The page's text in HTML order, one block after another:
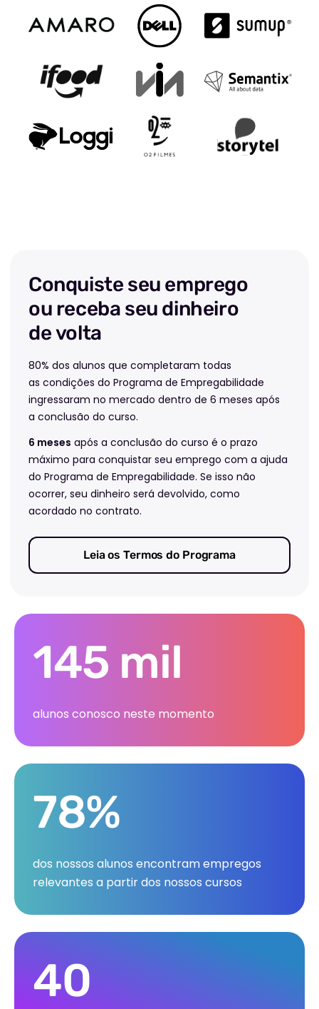
Conquiste seu emprego
ou receba seu dinheiro
de volta
80% dos alunos que completaram todas
as condições do Programa de Empregabilidade
ingressaram no mercado dentro de 6 meses após
a conclusão do curso.
6 meses após a conclusão do curso é o prazo
máximo para conquistar seu emprego com a ajuda
do Programa de Empregabilidade. Se isso não
ocorrer, seu dinheiro será devolvido, como
acordado no contrato.
Leia os Termos do Programa
145 mil
alunos conosco neste momento
78%
dos nossos alunos encontram empregos
relevantes a partir dos nossos cursos
40